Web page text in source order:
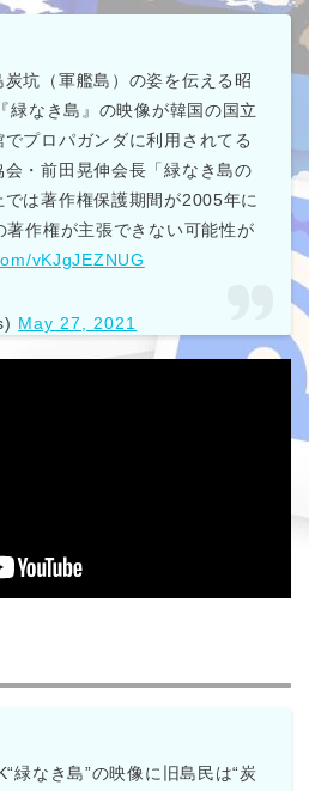
炭坑（軍艦島）の姿を伝える昭
緑なき島』の映像が韓国の国立
プロパガンダに利用されてる
・前田晃伸会長「緑なき島の
は著作権保護期間が2005年に
著作権が主張できない可能性が
vKJgJEZNUG
May 27, 2021
緑なき島”の映像に旧島民は“炭